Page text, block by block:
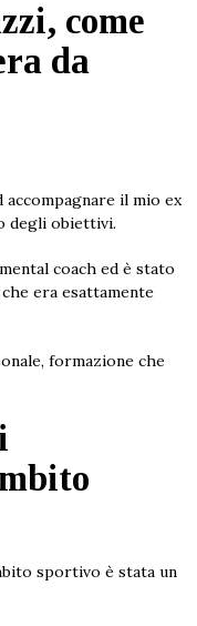
come
da
il mio ex
degli obiettivi.
coach ed è stato
era esattamente
formazione che
sportivo è stata un